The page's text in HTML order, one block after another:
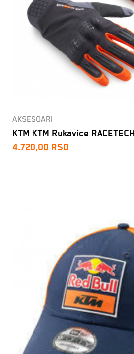
AKSESOARI
KTM KTM Rukavice RACETECH
4.720,00 RSD